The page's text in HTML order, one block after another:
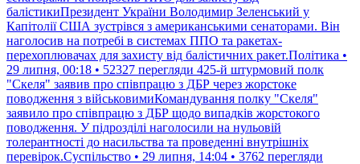
балістикиПрезидент України Володимир Зеленський у
Капітолії США зустрівся з американськими сенаторами. Він
наголосив на потребі в системах ППО та ракетах-
перехоплювачах для захисту від балістичних ракет.Політика •
29 липня, 00:18 • 52327 перегляди 425-й штурмовий полк
"Скеля" заявив про співпрацю з ДБР через жорстоке
поводження з військовимиКомандування полку "Скеля"
заявило про співпрацю з ДБР щодо випадків жорстокого
поводження. У підрозділі наголосили на нульовій
толерантності до насильства та проведенні внутрішніх
перевірок.Суспільство • 29 липня, 14:04 • 3762 перегляди